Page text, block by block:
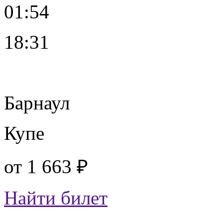
01:54
18:31
Барнаул
Купе
от 1 663 ₽
Найти билет